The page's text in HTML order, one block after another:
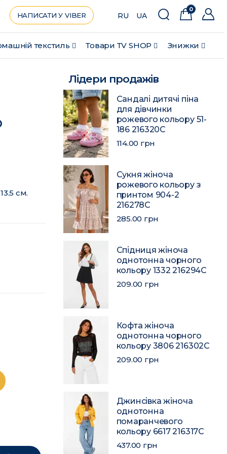
текстиль Товари ТV SHOP Знижки
НАПИСАТИ У VIBER RU UA
0
см.
Лідери продажів
Сандалі дитячі піна
для дівчинки
рожевого кольору 51-
186 216320C
114.00 грн
Сукня жіноча
рожевого кольору з
принтом 904-2
216278C
285.00 грн
Спідниця жіноча
однотонна чорного
кольору 1332 216294C
209.00 грн
Кофта жіноча
однотонна чорного
кольору 3806 216302C
209.00 грн
Джинсівка жіноча
однотонна
помаранчевого
кольору 6617 216317C
437.00 грн